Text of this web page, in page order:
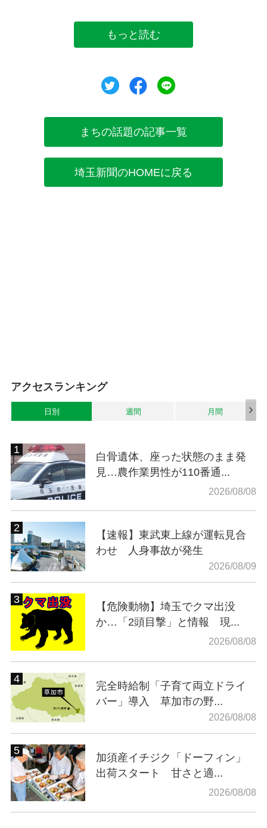
もっと読む
ツイートシェア
まちの話題の記事一覧
埼玉新聞のHOMEに戻る
アクセスランキング
日別 週間 月間
白骨遺体、座った状態のまま発
見…農作業男性が110番通...
2026/08/08
【速報】東武東上線が運転見合
わせ 人身事故が発生
2026/08/09
【危険動物】埼玉でクマ出没
か…「2頭目撃」と情報 現...
2026/08/08
完全時給制「子育て両立ドライ
バー」導入 草加市の野...
2026/08/08
加須産イチジク「ドーフィン」
出荷スタート 甘さと適...
2026/08/08